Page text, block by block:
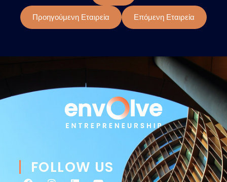
Προηγούμενη Εταιρεία Επόμενη Εταιρεία
FOLLOW US